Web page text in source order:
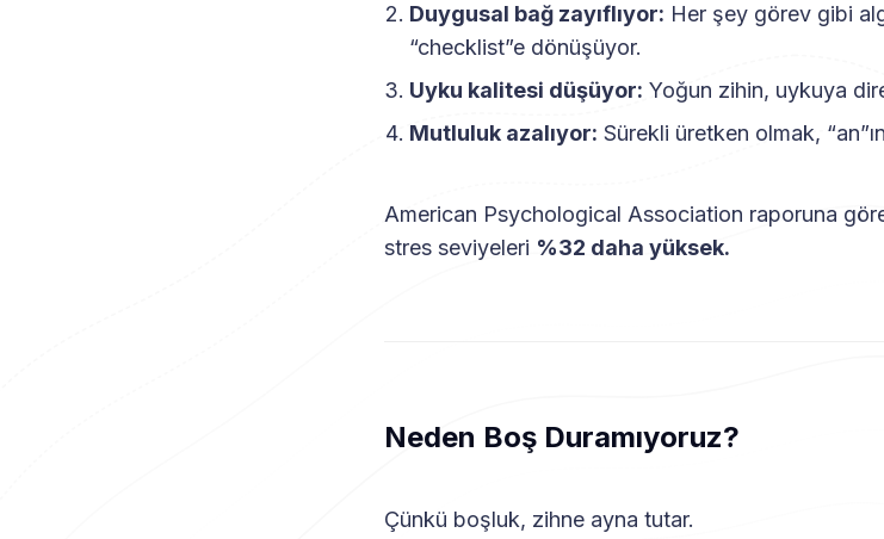
Duygusal bağ zayıflıyor: Her şey görev gibi
“checklist”e dönüşüyor.
Uyku kalitesi düşüyor: Yoğun zihin, uykuya
Mutluluk azalıyor: Sürekli üretken olmak,
American Psychological Association raporuna
stres seviyeleri %32 daha yüksek.
Neden Boş Duramıyoruz?
Çünkü boşluk, zihne ayna tutar.